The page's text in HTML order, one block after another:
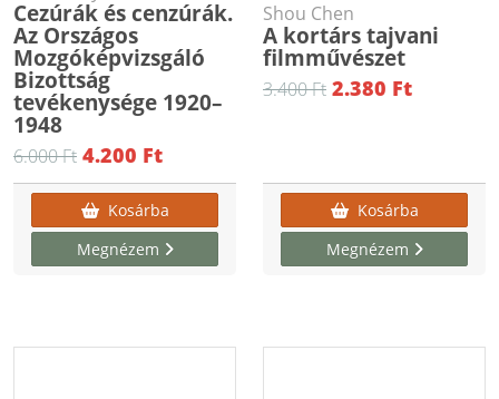
Cezúrák és cenzúrák.
Az Országos
Mozgóképvizsgáló
Bizottság
tevékenysége 1920–
1948
6.000 Ft 4.200 Ft
Kosárba
Megnézem
Shou Chen
A kortárs tajvani
filmművészet
3.400 Ft 2.380 Ft
Kosárba
Megnézem